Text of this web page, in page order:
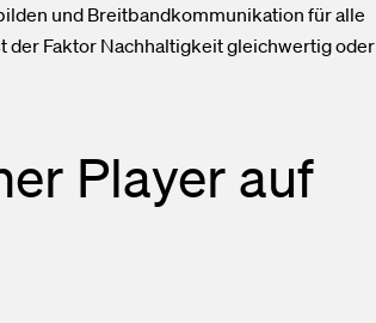
und Breitbandkommunikation für alle
Faktor Nachhaltigkeit gleichwertig oder
Player auf